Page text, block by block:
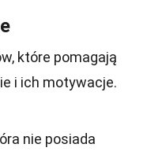
które pomagają
i ich motywacje.
nie posiada